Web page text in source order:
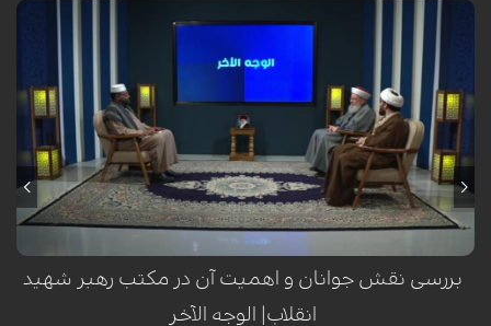
بررسی نقش جوانان و اهمیت آن در مکتب رهبر شهید
انقلاب| الوجه الآخر